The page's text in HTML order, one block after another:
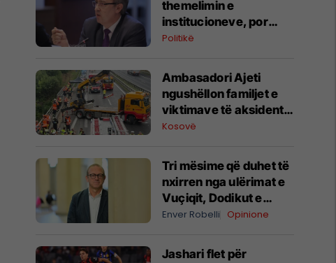
themelimin e
institucioneve, por
kërkon kompromis
Politikë
Ambasadori Ajeti
ngushëllon familjet e
viktimave të aksidentit
në Gjermani: Jemi në
gjermane
Kosovë
Tri mësime që duhet të
nxirren nga ulërimat e
Vuçiqit, Dodikut e
Knezheviqit në një
Enver Robelli Opinione
Jashari flet për